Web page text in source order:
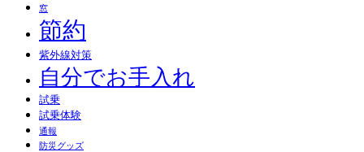
窓
節約
紫外線対策
自分でお手入れ
試乗
試乗体験
通報
防災グッズ